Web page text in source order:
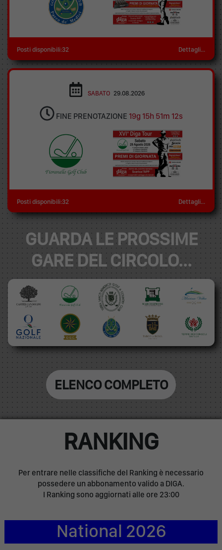
Posti disponibili:32 Dettagli...
SABATO 29.08.2026
FINE PRENOTAZIONE 19g 15h 51m 12s
Posti disponibili:32 Dettagli...
GUARDA LE PROSSIME
GARE DEL CIRCOLO...
ELENCO COMPLETO
RANKING
Per entrare nelle classifiche del Ranking è necessario
possedere un abbonamento valido a DIGA.
I Ranking sono aggiornati alle ore 23:00
National 2026